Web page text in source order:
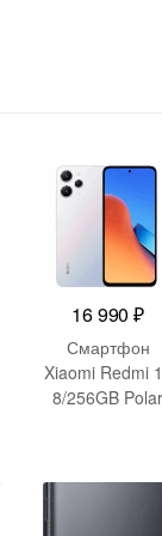
16 990₽
Смартфон
Xiaomi Redmi
8/256GB Polar